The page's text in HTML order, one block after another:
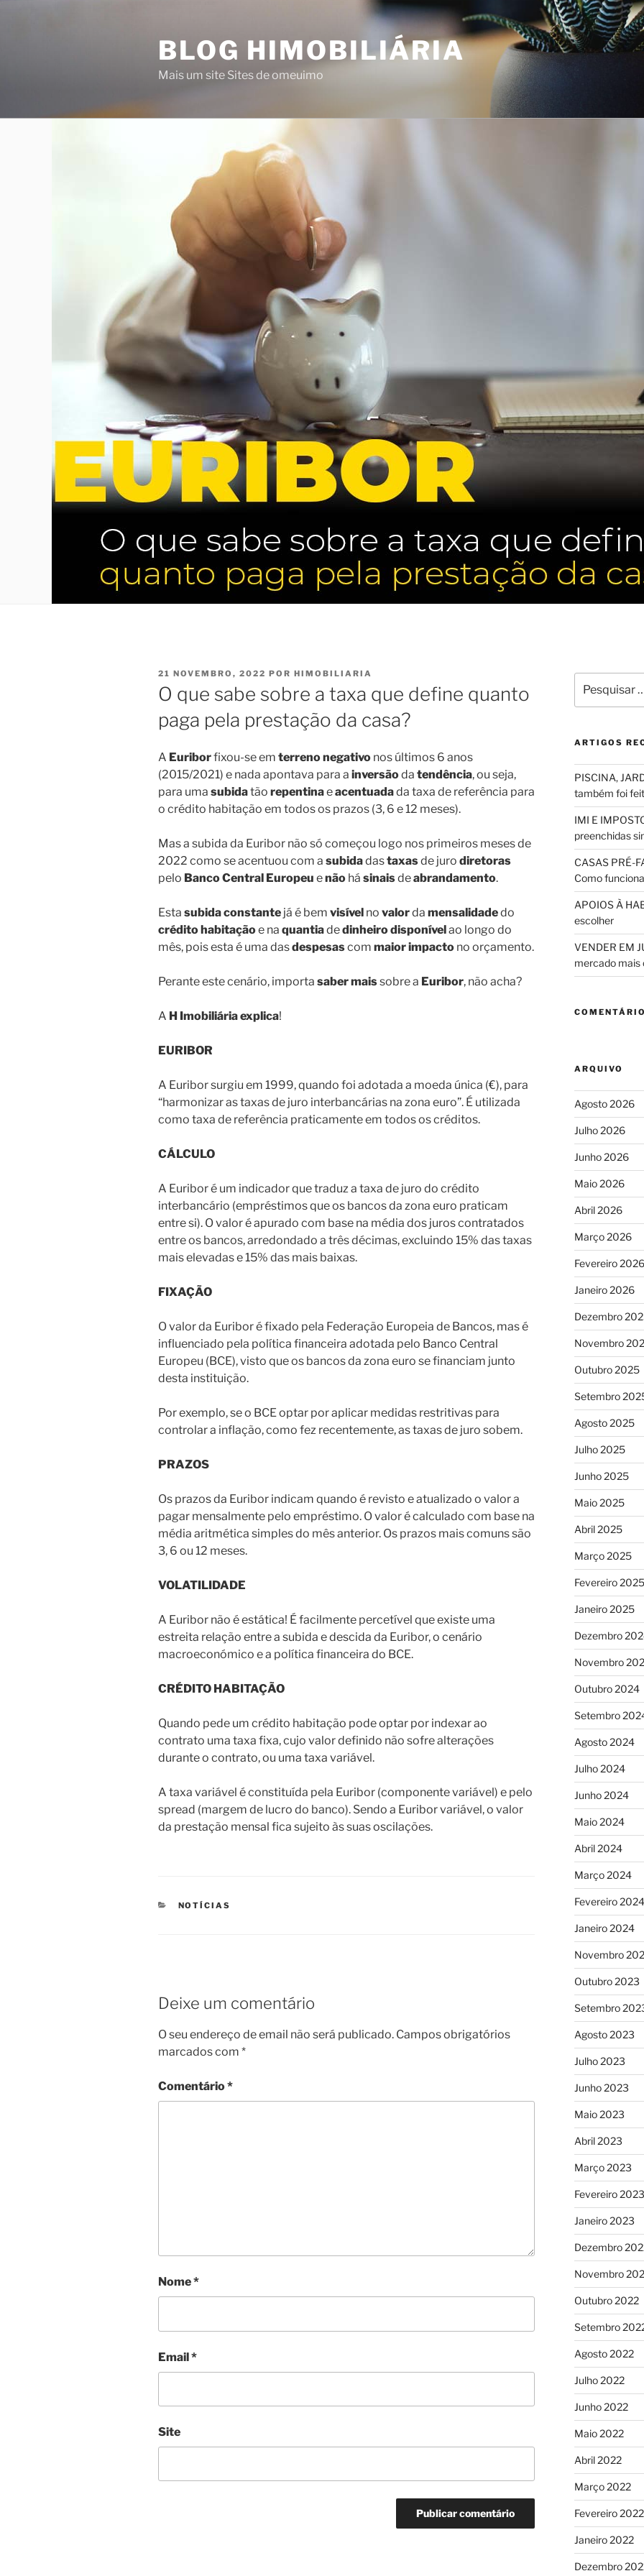
BLOG HIMOBILIÁRIA
Mais um site Sites de omeuimo
PUBLICADO
EM
21 NOVEMBRO, 2022 POR HIMOBILIARIA
O que sabe sobre a taxa que define quanto
paga pela prestação da casa?
A Euriborfixou-se em terreno negativo nos últimos 6 anos
(2015/2021) e nada apontava para a inversãoda tendência, ou seja,
para uma subidatão repentinaeacentuadada taxa de referência para
o crédito habitação em todos os prazos (3, 6 e 12 meses).
Mas a subida da Euribor não só começou logo nos primeiros meses de
2022 como se acentuou com a subidadastaxasde juro diretoras
pelo Banco Central Europeu enão há sinaisdeabrandamento.
Esta subida constante já é bem visível no valorda mensalidadedo
crédito habitaçãoe na quantiadedinheiro disponível ao longo do
mês, pois esta é uma dasdespesascom maior impacto no orçamento.
Perante este cenário, importa saber maissobre a Euribor, não acha?
A H Imobiliáriaexplica!
EURIBOR
A Euribor surgiu em 1999, quando foi adotada a moeda única (€), para
“harmonizar as taxas de juro interbancárias na zona euro”. É utilizada
como taxa de referência praticamente em todos os créditos.
CÁLCULO
A Euribor é um indicador que traduz a taxa de juro do crédito
interbancário (empréstimos que os bancos da zona euro praticam
entre si). O valor é apurado com base na média dos juros contratados
entre os bancos, arredondado a três décimas, excluindo 15% das taxas
mais elevadas e 15% das mais baixas.
FIXAÇÃO
O valor da Euribor é fixado pela Federação Europeia de Bancos, mas é
influenciado pela política financeira adotada pelo Banco Central
Europeu (BCE), visto que os bancos da zona euro se financiam junto
desta instituição.
Por exemplo, se o BCE optar por aplicar medidas restritivas para
controlar a inflação, como fez recentemente, as taxas de juro sobem.
PRAZOS
Os prazos da Euribor indicam quando é revisto e atualizado o valor a
pagar mensalmente pelo empréstimo. O valor é calculado com base na
média aritmética simples do mês anterior. Os prazos mais comuns são
3, 6 ou 12 meses.
VOLATILIDADE
A Euribor não é estática! É facilmente percetível que existe uma
estreita relação entre a subida e descida da Euribor, o cenário
macroeconómico e a política financeira do BCE.
CRÉDITO HABITAÇÃO
Quando pede um crédito habitação pode optar por indexar ao
contrato uma taxa fixa, cujo valor definido não sofre alterações
durante o contrato, ou uma taxa variável.
A taxa variável é constituída pela Euribor (componente variável) e pelo
spread (margem de lucro do banco). Sendo a Euribor variável, o valor
da prestação mensal fica sujeito às suas oscilações.
CATEGORIAS
NOTÍCIAS
Deixe um comentário
O seu endereço de email não será publicado. Campos obrigatórios
marcados com *
Comentário*
Nome*
Email*
Site
por:
ARTIGOS
PISCINA,
também foi
IMI E
preenchidas
CASAS PRÉ-
Como
APOIOS À
escolher
VENDER EM
mercado mais
ARQUIVO
Agosto 2026
Julho 2026
Junho 2026
Maio 2026
Abril 2026
Março 2026
Fevereiro 2026
Janeiro 2026
Dezembro
Novembro
Outubro 2025
Setembro
Agosto 2025
Julho 2025
Junho 2025
Maio 2025
Abril 2025
Março 2025
Fevereiro 2025
Janeiro 2025
Dezembro
Novembro
Outubro 2024
Setembro
Agosto 2024
Julho 2024
Junho 2024
Maio 2024
Abril 2024
Março 2024
Fevereiro 2024
Janeiro 2024
Novembro
Outubro 2023
Setembro
Agosto 2023
Julho 2023
Junho 2023
Maio 2023
Abril 2023
Março 2023
Fevereiro 2023
Janeiro 2023
Dezembro
Novembro
Outubro 2022
Setembro
Agosto 2022
Julho 2022
Junho 2022
Maio 2022
Abril 2022
Março 2022
Fevereiro 2022
Janeiro 2022
Dezembro